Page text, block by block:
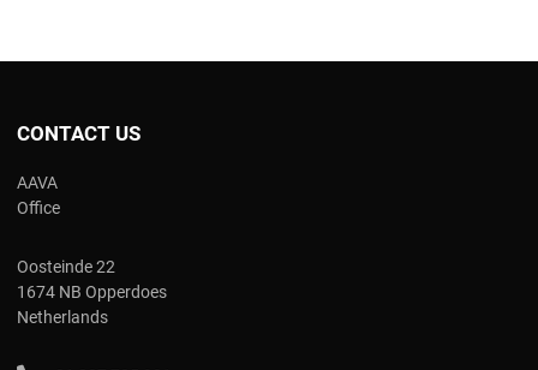
CONTACT US
AAVA
Office
Oosteinde 22
1674 NB Opperdoes
Netherlands